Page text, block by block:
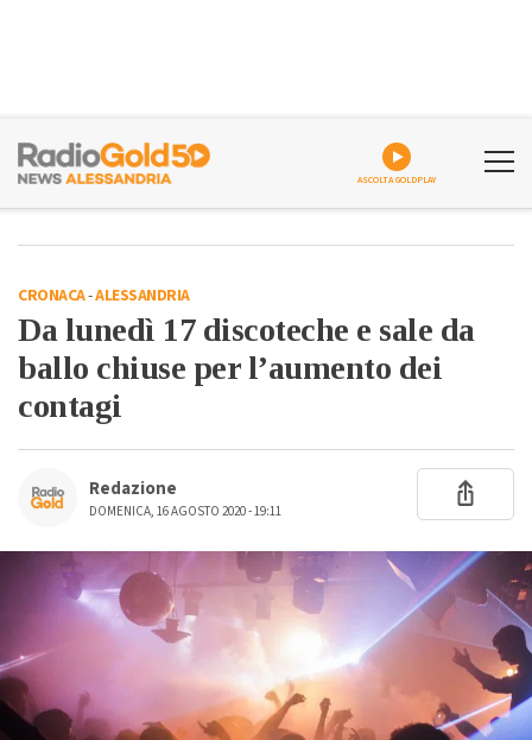
ASCOLTA GOLDPLAY
CRONACA-ALESSANDRIA
Da lunedì 17 discoteche e sale da
ballo chiuse per l’aumento dei
contagi
Redazione
DOMENICA, 16 AGOSTO 2020 - 19:11